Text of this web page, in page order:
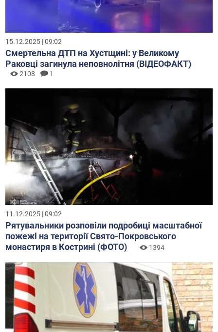
15.12.2025 | 09:02
Смертельна ДТП на Хустщині: у Великому
Раковці загинула неповнолітня (ВІДЕОФАКТ)
2108 1
11.12.2025 | 09:02
Рятувальники розповіли подробиці масштабної
пожежі на території Свято-Покровського
монастиря в Кострині (ФОТО)
1394